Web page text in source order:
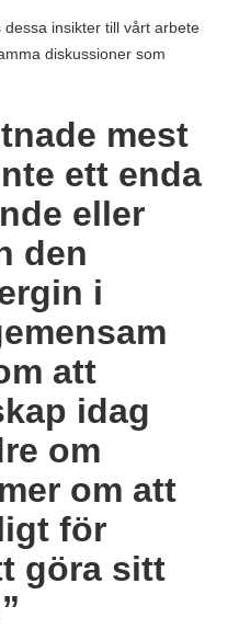
insikter till vårt arbete
diskussioner som
mest
ett enda
eller
den
i
att
idag
om
om att
för
göra sitt